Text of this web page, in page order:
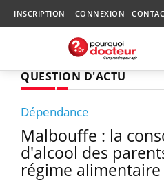
INSCRIPTION CONNEXION
QUESTION D'ACTU
Dépendance
Malbouffe : la
d'alcool des
régime